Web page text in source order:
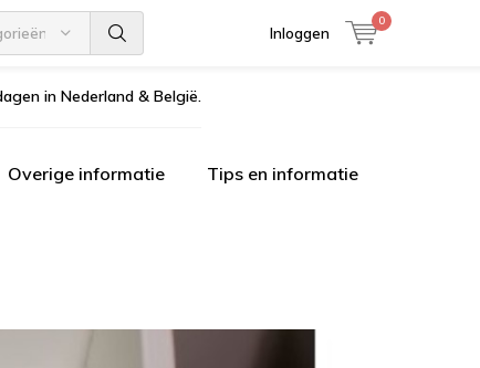
Inloggen
0
in Nederland & België.
Overige informatie Tips en informatie